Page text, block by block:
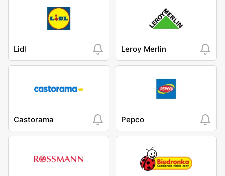
Lidl Leroy Merlin
Castorama Pepco